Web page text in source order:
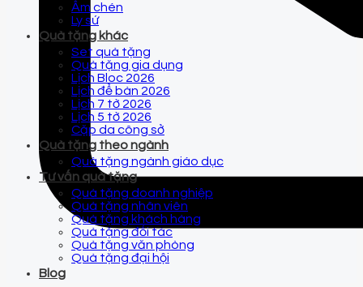
Ấm chén
Ly sứ
Quà tặng khác
Set quà tặng
Quà tặng gia dụng
Lịch Bloc 2026
Lịch để bàn 2026
Lịch 7 tờ 2026
Lịch 5 tờ 2026
Cặp da công sở
Quà tặng theo ngành
Quà tặng ngành giáo dục
Tư vấn quà tặng
Quà tặng doanh nghiệp
Quà tặng nhân viên
Quà tặng khách hàng
Quà tặng đối tác
Quà tặng văn phòng
Quà tặng đại hội
Blog